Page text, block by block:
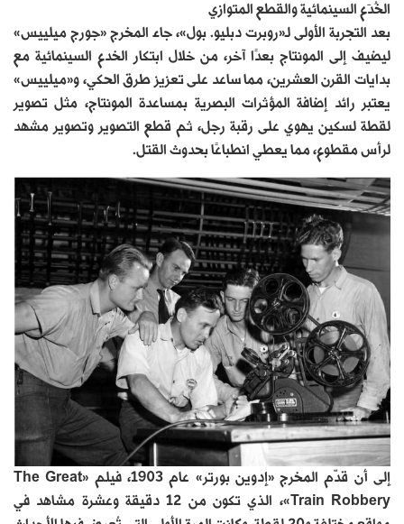
الخُدَع السينمائية والقطع المتوازي
بعد التجربة الأولى لـ«روبرت دبليو. بول»، جاء المخرج «جورج ميلييس»
ليضيف إلى المونتاج بعدًا آخر، من خلال ابتكار الخدع السينمائية مع
بدايات القرن العشرين، مما ساعد على تعزيز طرق الحكي، و«ميلييس»
يعتبر رائد إضافة المؤثرات البصرية بمساعدة المونتاج، مثل تصوير
لقطة لسكين يهوي على رقبة رجل، ثم قطع التصوير وتصوير مشهد
لرأس مقطوع، مما يعطي انطباعًا بحدوث القتل.
إلى أن قدّم المخرج «إدوين بورتر» عام 1903، فيلم «The Great
Train Robbery»، الذي تكون من 12 دقيقة وعشرة مشاهد في